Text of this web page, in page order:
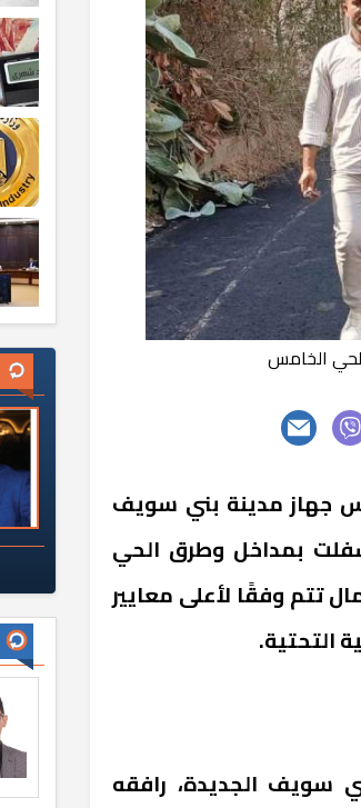
الخامس
جهاز مدينة بني سويف
بمداخل وطرق الحي
تتم وفقًا لأعلى معايير
التحتية.
سويف الجديدة، رافقه